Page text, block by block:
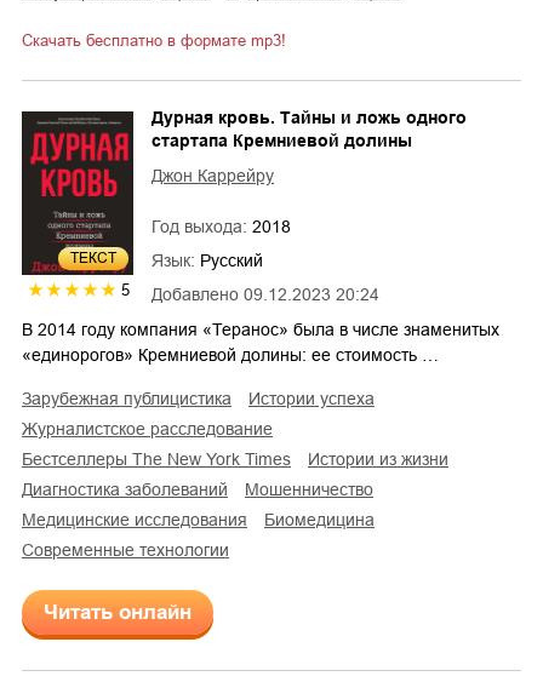
Скачать бесплатно в формате mp3!
ТЕКСТ
5 Добавлено 09.12.2023 20:24
Дурная кровь. Тайны и ложь одного
стартапа Кремниевой долины
Джон Каррейру
Год выхода: 2018
Язык: Русский
В 2014 году компания «Теранос» была в числе знаменитых
«единорогов» Кремниевой долины: ее стоимость …
зарубежная публицистика
истории успеха
журналистское расследование
бестселлеры The New York Times
истории из жизни
диагностика заболеваний
мошенничество
медицинские исследования
биомедицина
современные технологии
Читать онлайн